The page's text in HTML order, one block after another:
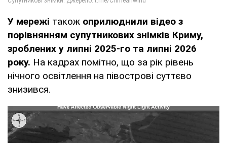
У мережі також оприлюднили відео з
порівнянням супутникових знімків Криму,
зроблених у липні 2025-го та липні 2026
року. На кадрах помітно, що за рік рівень
нічного освітлення на півострові суттєво
знизився.